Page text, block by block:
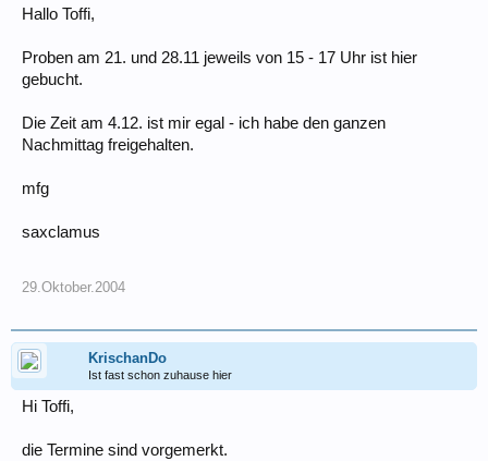
Hallo Toffi,
Proben am 21. und 28.11 jeweils von 15 - 17 Uhr ist hier
gebucht.
Die Zeit am 4.12. ist mir egal - ich habe den ganzen
Nachmittag freigehalten.
mfg
saxclamus
29.Oktober.2004
KrischanDo
Ist fast schon zuhause hier
Hi Toffi,
die Termine sind vorgemerkt.